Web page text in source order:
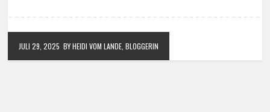
JULI 29, 2025 BY HEIDI VOM LANDE, BLOGGERIN